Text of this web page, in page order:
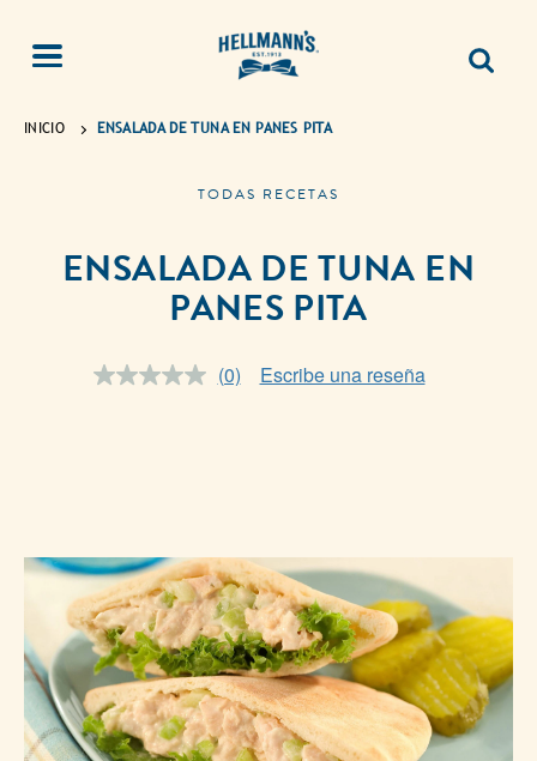
INICIO ENSALADA DE TUNA EN PANES PITA
TODAS RECETAS
ENSALADA DE TUNA EN
PANES PITA
Sin
(0) Escribe una reseña